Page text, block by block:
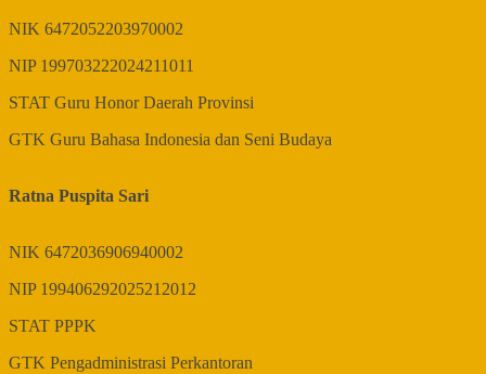
NIK 6472052203970002
NIP 199703222024211011
STAT Guru Honor Daerah Provinsi
GTK Guru Bahasa Indonesia dan Seni Budaya
Ratna Puspita Sari
NIK 6472036906940002
NIP 199406292025212012
STAT PPPK
GTK Pengadministrasi Perkantoran